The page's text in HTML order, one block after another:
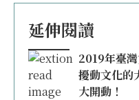
延伸閱讀
2019年臺
擾動文化的
大開動！